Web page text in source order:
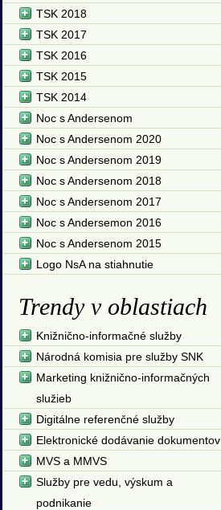
TSK 2018
TSK 2017
TSK 2016
TSK 2015
TSK 2014
Noc s Andersenom
Noc s Andersenom 2020
Noc s Andersenom 2019
Noc s Andersenom 2018
Noc s Andersenom 2017
Noc s Andersemon 2016
Noc s Andersenom 2015
Logo NsA na stiahnutie
Trendy v oblastiach
Knižnično-informačné služby
Národná komisia pre služby SNK
Marketing knižnično-informačných
služieb
Digitálne referenčné služby
Elektronické dodávanie dokumentov
MVS a MMVS
Služby pre vedu, výskum a
podnikanie